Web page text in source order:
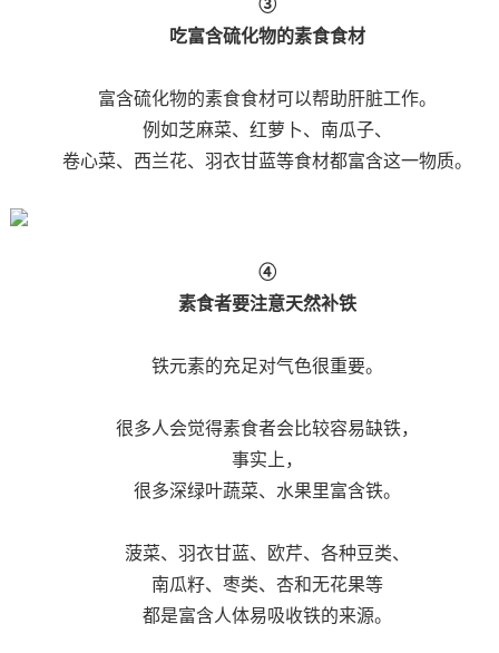
③
吃富含硫化物的素食食材
富含硫化物的素食食材可以帮助肝脏工作。
例如芝麻菜、红萝卜、南瓜子、
卷心菜、西兰花、羽衣甘蓝等食材都富含这一物质。
④
素食者要注意天然补铁
铁元素的充足对气色很重要。
很多人会觉得素食者会比较容易缺铁，
事实上，
很多深绿叶蔬菜、水果里富含铁。
菠菜、羽衣甘蓝、欧芹、各种豆类、
南瓜籽、枣类、杏和无花果等
都是富含人体易吸收铁的来源。